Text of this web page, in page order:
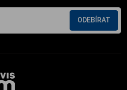
ODEBÍRAT